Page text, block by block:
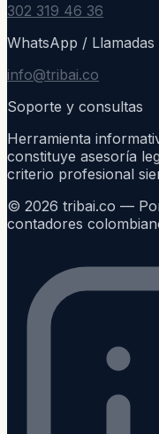
302 319 46 36
WhatsApp / Llamadas
info@tribai.co
Soporte y consultas
Herramienta
constituye asesoría
criterio profesional
© 2026 tribai.co —
contadores